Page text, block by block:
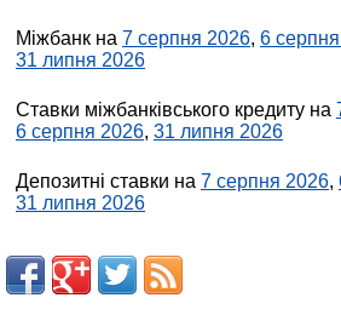
Міжбанк на 7 серпня 2026, 6
31 липня 2026
Ставки міжбанківського кредиту на
6 серпня 2026, 31 липня 2026
Депозитні ставки на 7 серпня 2026,
31 липня 2026